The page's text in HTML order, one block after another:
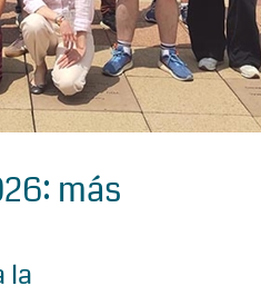
más
la